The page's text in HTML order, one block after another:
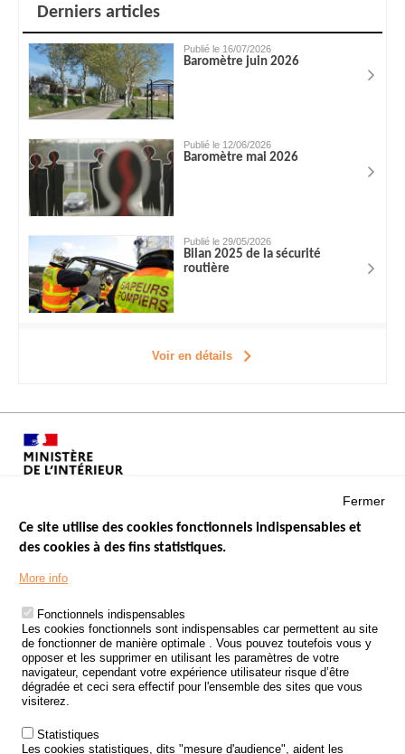
Derniers articles
Publié le 16/07/2026
Baromètre juin 2026
Publié le 12/06/2026
Baromètre mai 2026
Publié le 29/05/2026
Bilan 2025 de la sécurité
routière
Voir en détails
Menu
Footer
LES SITES PUBLICS
ÉTAT DE L’INSÉCURITÉ ROUTIÈRE
TRAITEMENT DES DONNÉES PERSONNELLES DES ACCIDENTS DE
LA ROUTE
ETUDES ET RECHERCHES
APPEL À PROJETS
POLITIQUE DE SÉCURITÉ ROUTIÈRE
Fermer
Ce site utilise des cookies fonctionnels indispensables et
des cookies à des fins statistiques.
More info
Fonctionnels indispensables
Les cookies fonctionnels sont indispensables car permettent au site
de fonctionner de manière optimale . Vous pouvez toutefois vous y
opposer et les supprimer en utilisant les paramètres de votre
navigateur, cependant votre expérience utilisateur risque d’être
dégradée et ceci sera effectif pour l'ensemble des sites que vous
visiterez.
Statistiques
Les cookies statistiques, dits "mesure d'audience", aident les